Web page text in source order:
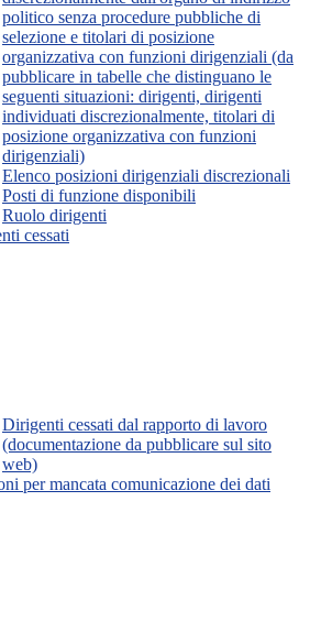
politico senza procedure pubbliche di
selezione e titolari di posizione
organizzativa con funzioni dirigenziali (da
pubblicare in tabelle che distinguano le
seguenti situazioni: dirigenti, dirigenti
individuati discrezionalmente, titolari di
posizione organizzativa con funzioni
dirigenziali)
Elenco posizioni dirigenziali discrezionali
Posti di funzione disponibili
Ruolo dirigenti
cessati
Dirigenti cessati dal rapporto di lavoro
(documentazione da pubblicare sul sito
web)
per mancata comunicazione dei dati